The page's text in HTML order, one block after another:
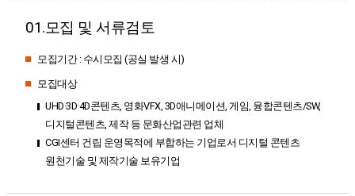
01.모집 및 서류검토
모집기간 : 수시모집 (공실 발생 시)
모집대상
UHD·3D·4D콘텐츠, 영화VFX, 3D애니메이션, 게임, 융합콘텐츠/SW,
디지털콘텐츠, 제작 등 문화산업관련 업체
CGI센터 건립 운영목적에 부합하는 기업로서 디지털 콘텐츠
원천기술 및 제작기술 보유기업